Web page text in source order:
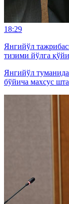
18:29
Янгийўл
тизими йўлга
Янгийўл
бўйича махсус